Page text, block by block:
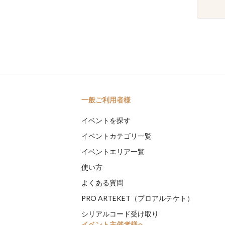
一般ご利用者様
イベントを探す
イベントカテゴリ一覧
イベントエリア一覧
使い方
よくある質問
PRO ARTEKET（プロアルテケト）
シリアルコード受け取り